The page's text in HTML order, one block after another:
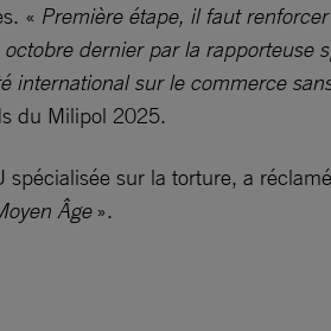
« Première étape, il faut
dernier par la rapporteuse
international sur le commerce
du Milipol 2025.
sur la torture, a
Âge ».